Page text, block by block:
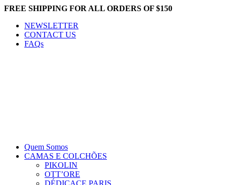
FREE SHIPPING FOR ALL ORDERS OF $150
NEWSLETTER
CONTACT US
FAQs
Quem Somos
CAMAS E COLCHÕES
PIKOLIN
OTT’ORE
DÉDICACE PARIS